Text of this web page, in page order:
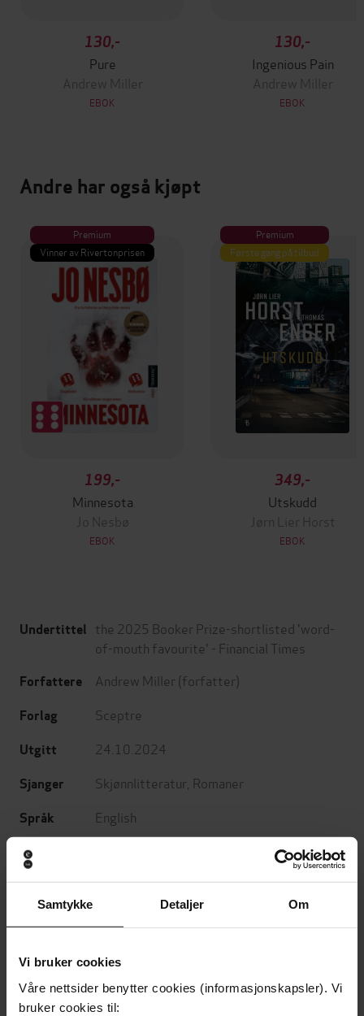
Samtykke Detaljer Om
Vi bruker cookies
Våre nettsider benytter cookies (informasjonskapsler). Vi
bruker cookies til:
130,-
Pure
Andrew Miller
EBOK
130,-
Ingenious Pain
Andrew Miller
EBOK
Andre har også kjøpt
Premium
Vinner av Rivertonprisen
199,-
Minnesota
Jo Nesbø
EBOK
Premium
Første gang på tilbud
349,-
Utskudd
Jørn Lier Horst
EBOK
Undertittel the 2025 Booker Prize-shortlisted 'word-
of-mouth favourite' - Financial Times
Forfattere Andrew Miller (forfatter)
Forlag Sceptre
Utgitt 24.10.2024
Sjanger Skjønnlitteratur Romaner
Språk English
Format
DRM-
beskyttelse
LCP
Om boken